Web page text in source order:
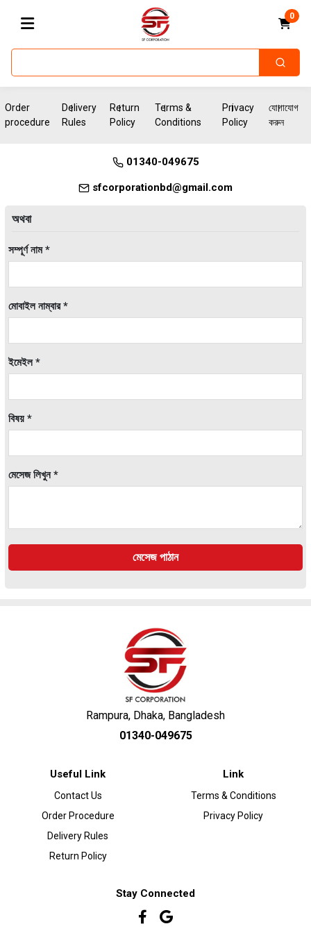
0
Order
procedure
Delivery
Rules
Return
Policy
Terms &
Conditions
Privacy
Policy
যোগাযোগ
করুন
01340-049675
sfcorporationbd@gmail.com
অথবা
সম্পূর্ণ নাম *
মোবাইল নাম্বার *
ইমেইল *
বিষয় *
মেসেজ লিখুন *
মেসেজ পাঠান
Rampura, Dhaka, Bangladesh
01340-049675
Useful Link
Contact Us
Order Procedure
Delivery Rules
Return Policy
Link
Terms & Conditions
Privacy Policy
Stay Connected